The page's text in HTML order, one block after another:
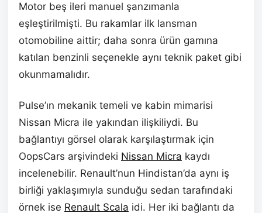
Motor beş ileri manuel şanzımanla
eşleştirilmişti. Bu rakamlar ilk lansman
otomobiline aittir; daha sonra ürün gamına
katılan benzinli seçenekle aynı teknik paket gibi
okunmamalıdır.
Pulse’ın mekanik temeli ve kabin mimarisi
Nissan Micra ile yakından ilişkiliydi. Bu
bağlantıyı görsel olarak karşılaştırmak için
OopsCars arşivindeki Nissan Micra kaydı
incelenebilir. Renault’nun Hindistan’da aynı iş
birliği yaklaşımıyla sunduğu sedan tarafındaki
örnek ise Renault Scala idi. Her iki bağlantı da